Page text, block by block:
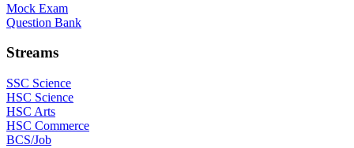
Mock Exam
Question Bank
Streams
SSC Science
HSC Science
HSC Arts
HSC Commerce
BCS/Job